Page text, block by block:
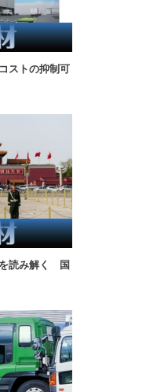
ストの抑制可
を読み解く 国